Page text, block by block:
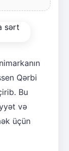
Qərbi
Bu
və
üçün